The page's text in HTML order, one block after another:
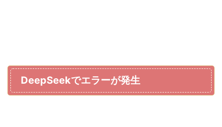
DeepSeekでエラーが発生